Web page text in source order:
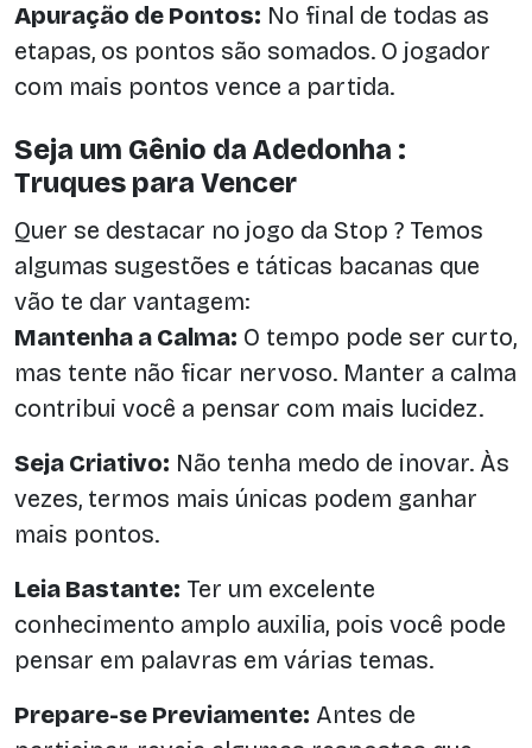
Apuração de Pontos: No final de todas as
etapas, os pontos são somados. O jogador
com mais pontos vence a partida.
Seja um Gênio da Adedonha :
Truques para Vencer
Quer se destacar no jogo da Stop ? Temos
algumas sugestões e táticas bacanas que
vão te dar vantagem:
Mantenha a Calma: O tempo pode ser curto,
mas tente não ficar nervoso. Manter a calma
contribui você a pensar com mais lucidez.
Seja Criativo: Não tenha medo de inovar. Às
vezes, termos mais únicas podem ganhar
mais pontos.
Leia Bastante: Ter um excelente
conhecimento amplo auxilia, pois você pode
pensar em palavras em várias temas.
Prepare-se Previamente: Antes de